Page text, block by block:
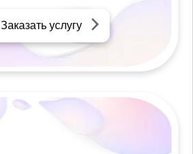
Заказать услугу